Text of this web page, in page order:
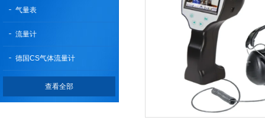
气量表
流量计
德国CS气体流量计
查看全部